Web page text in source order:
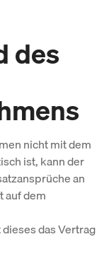
des
nicht mit dem
ist, kann der
an
auf dem
das Vertrag